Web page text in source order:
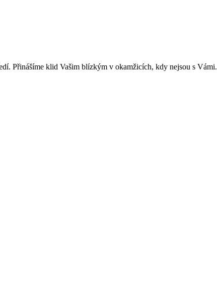
Přinášíme klid Vašim blízkým v okamžicích, kdy nejsou s Vámi.